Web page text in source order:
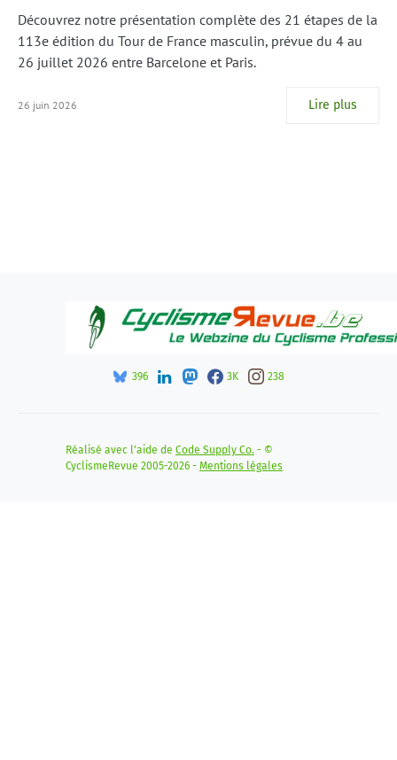
Découvrez notre présentation complète des 21 étapes de la
113e édition du Tour de France masculin, prévue du 4 au
26 juillet 2026 entre Barcelone et Paris.
26 juin 2026 Lire plus
396 3K 238
Réalisé avec l'aide de Code Supply Co. - ©
CyclismeRevue 2005-2026 - Mentions légales